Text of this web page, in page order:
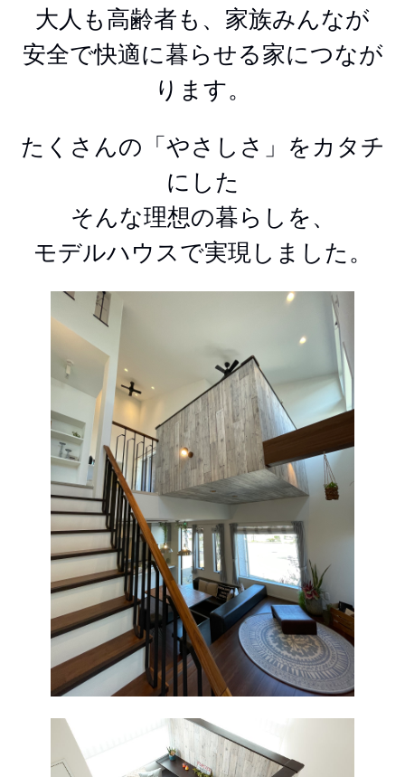
大人も高齢者も、家族みんなが
安全で快適に暮らせる家につなが
ります。
たくさんの「やさしさ」をカタチ
にした
そんな理想の暮らしを、
モデルハウスで実現しました。